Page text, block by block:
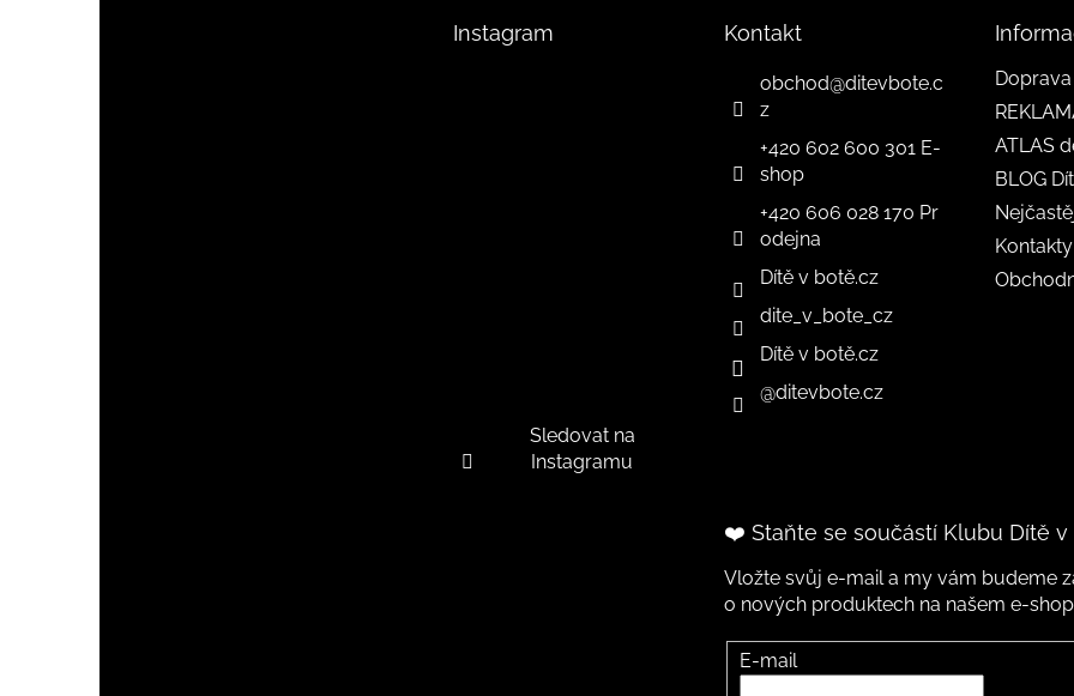
Instagram
Sledovat na
Instagramu
Kontakt
obchod@ditevbote.c
z
+420 602 600 301 E-
shop
+420 606 028 170 Pr
odejna
Dítě v botě.cz
dite_v_bote_cz
Dítě v botě.cz
@ditevbote.cz
ATLAS
BLOG
Kontakty
❤️ Staňte se součástí Klubu Dítě v
Vložte svůj e-mail a my vám budeme
o nových produktech na našem e-
E-mail